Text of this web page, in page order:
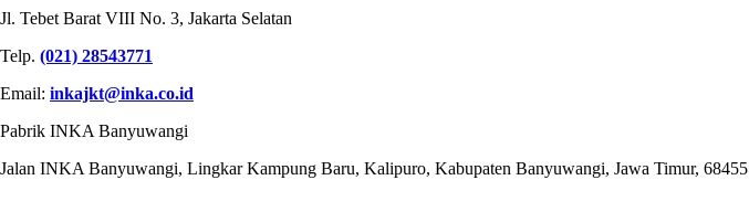
Jl. Tebet Barat VIII No. 3, Jakarta Selatan
Telp. (021) 28543771
Email: inkajkt@inka.co.id
Pabrik INKA Banyuwangi
Jalan INKA Banyuwangi, Lingkar Kampung Baru, Kalipuro, Kabupaten Banyuwangi, Jawa Timur, 68455